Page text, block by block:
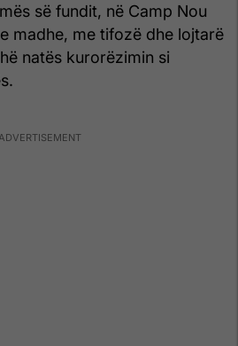
së fundit, në Camp Nou
madhe, me tifozë dhe lojtarë
natës kurorëzimin si